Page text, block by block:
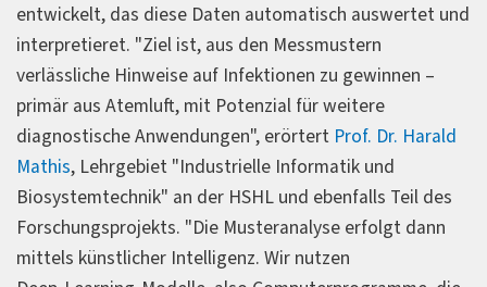
entwickelt, das diese Daten automatisch auswertet und
interpretieret. "Ziel ist, aus den Messmustern
verlässliche Hinweise auf Infektionen zu gewinnen –
primär aus Atemluft, mit Potenzial für weitere
diagnostische Anwendungen", erörtert Prof. Dr. Harald
Mathis, Lehrgebiet "Industrielle Informatik und
Biosystemtechnik" an der HSHL und ebenfalls Teil des
Forschungsprojekts. "Die Musteranalyse erfolgt dann
mittels künstlicher Intelligenz. Wir nutzen